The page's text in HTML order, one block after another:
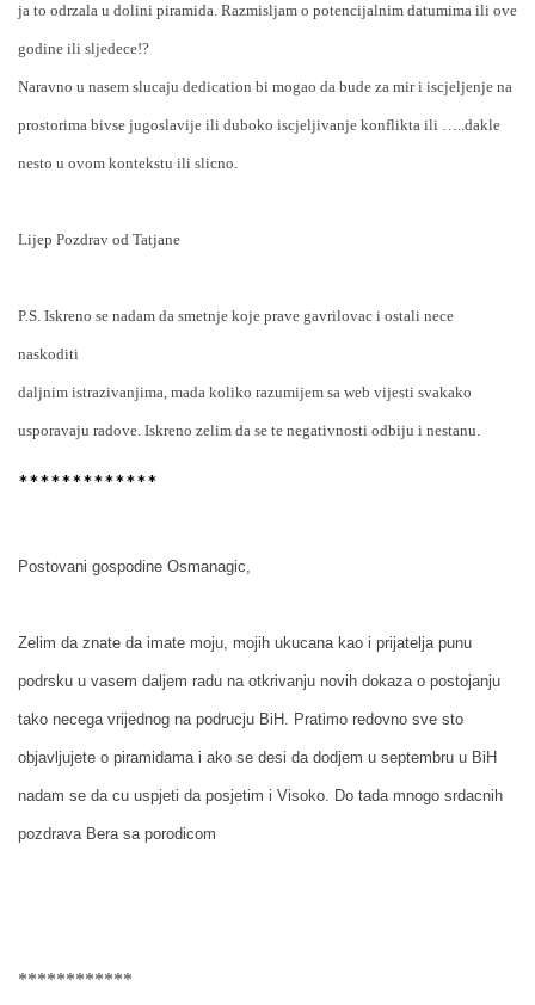
ja to odrzala u dolini piramida. Razmisljam o potencijalnim datumima ili ove
godine ili sljedece!?
Naravno u nasem slucaju dedication bi mogao da bude za mir i iscjeljenje na
prostorima bivse jugoslavije ili duboko iscjeljivanje konflikta ili …..dakle
nesto u ovom kontekstu ili slicno.
Lijep Pozdrav od Tatjane
P.S. Iskreno se nadam da smetnje koje prave gavrilovac i ostali nece
naskoditi
daljnim istrazivanjima, mada koliko razumijem sa web vijesti svakako
usporavaju radove. Iskreno zelim da se te negativnosti odbiju i nestanu.
*************
Postovani gospodine Osmanagic,
Zelim da znate da imate moju, mojih ukucana kao i prijatelja punu
podrsku u vasem daljem radu na otkrivanju novih dokaza o postojanju
tako necega vrijednog na podrucju BiH. Pratimo redovno sve sto
objavljujete o piramidama i ako se desi da dodjem u septembru u BiH
nadam se da cu uspjeti da posjetim i Visoko. Do tada mnogo srdacnih
pozdrava Bera sa porodicom
************